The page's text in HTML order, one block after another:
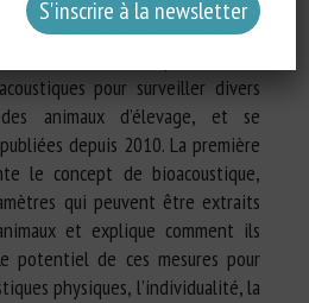
et leur potentiel n’est peut-être
pour surveiller divers
animaux d’élevage, et se
depuis 2010. La première
le concept de bioacoustique,
qui peuvent être extraits
et explique comment ils
potentiel de ces mesures pour
physiques, l’individualité, la